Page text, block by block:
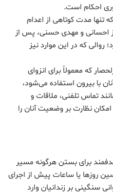
احکام است.
تنها مدت کوتاهی از اعدام
احسانی و مهدی حسنی، پس از
روالی که در این موارد نیز
که معمولاً برای انزوای
با بیرون استفاده می‌شود،
تماس تلفنی، ملاقات و
نظارت بر وضعیت آنان را
برای بستن هرگونه مسیر
روزها یا ساعات پیش از اجرای
سنگینی بر زندانیان وارد